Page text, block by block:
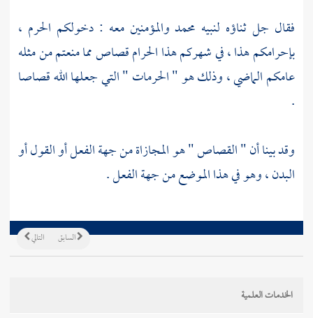
فقال جل ثناؤه لنبيه محمد والمؤمنين معه : دخولكم الحرم ،
بإحرامكم هذا ، في شهركم هذا الحرام قصاص مما منعتم من مثله
عامكم الماضي ، وذلك هو " الحرمات " التي جعلها الله قصاصا
.
وقد بينا أن " القصاص " هو المجازاة من جهة الفعل أو القول أو
البدن ، وهو في هذا الموضع من جهة الفعل .
التالي السابق
الخدمات العلمية